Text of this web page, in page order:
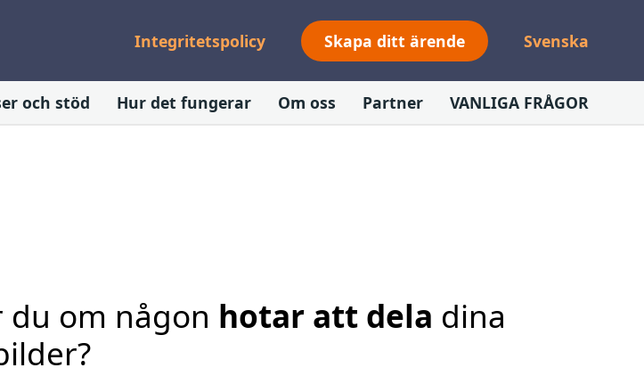
Integritetspolicy Skapa ditt ärende Svenska
och stöd Hur det fungerar Om oss Partner VANLIGA FRÅGOR
du om någon hotar att dela dina